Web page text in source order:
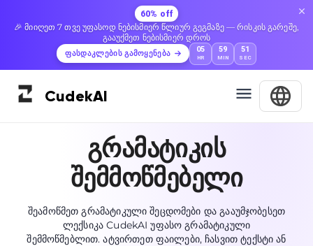
60% off
🎉 მიიღეთ 7 თვე უფასოდ ნებისმიერ წლიურ გეგმაზე — რისკის გარეშე,
გააუქმეთ ნებისმიერ დროს
ფასდაკლების გამოყენება 05
HR
59
MIN
50
SEC
CudekAI
გრამატიკის
შემმოწმებელი
შეამოწმეთ გრამატიკული შეცდომები და გააუმჯობესეთ
ლექსიკა CudekAI უფასო გრამატიკული
შემმოწმებლით. ატვირთეთ ფაილები, ჩასვით ტექსტი ან